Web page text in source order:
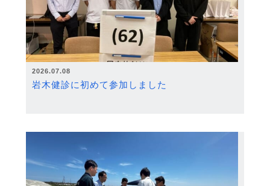
2026.07.08
岩木健診に初めて参加しました